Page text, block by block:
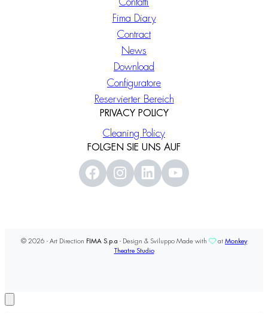
Contatti
Fima Diary
Contract
News
Download
Configuratore
Reservierter Bereich
PRIVACY POLICY
Cleaning Policy
FOLGEN SIE UNS AUF
© 2026 - Art Direction FIMA S.p.a - Design & Sviluppo Made with at Monkey
Theatre Studio